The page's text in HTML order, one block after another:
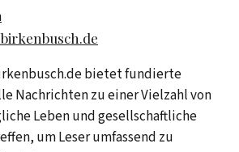
bietet fundierte
Nachrichten zu einer Vielzahl von
Leben und gesellschaftliche
um Leser umfassend zu